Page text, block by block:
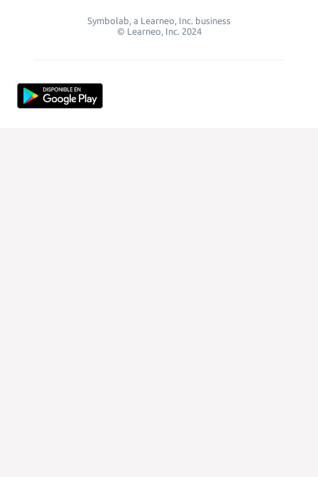
Symbolab, a Learneo, Inc. business
© Learneo, Inc. 2024